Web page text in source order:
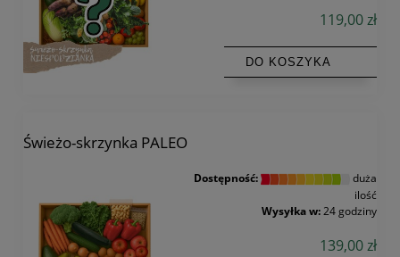
119,00 zł
DO KOSZYKA
Świeżo-skrzynka PALEO
Dostępność:
duża
ilość
Wysyłka w: 24 godziny
139,00 zł